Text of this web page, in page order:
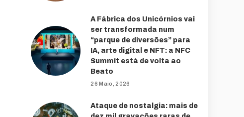
A Fábrica dos Unicórnios vai
ser transformada num
“parque de diversões” para
IA, arte digital e NFT: a NFC
Summit está de volta ao
Beato
26 Maio, 2026
Ataque de nostalgia: mais de